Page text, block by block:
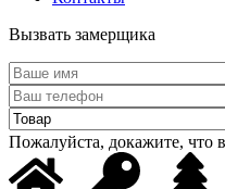
Вызвать замерщика
Пожалуйста, докажите, что